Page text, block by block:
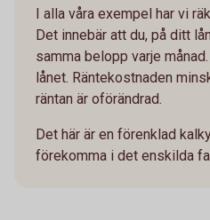
I alla våra exempel har vi
Det innebär att du, på ditt
samma belopp varje
lånet. Räntekostnaden
räntan är oförändrad.
Det här är en förenklad
förekomma i det enskilda